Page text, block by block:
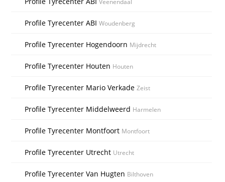
Veenendaal
Profile Tyrecenter ABIWoudenberg
Profile Tyrecenter Hogendoorn Mijdrecht
Profile Tyrecenter Houten Houten
Profile Tyrecenter Mario VerkadeZeist
Profile Tyrecenter Middelweerd Harmelen
Profile Tyrecenter Montfoort Montfoort
Profile Tyrecenter Utrecht Utrecht
Profile Tyrecenter Van Hugten Bilthoven